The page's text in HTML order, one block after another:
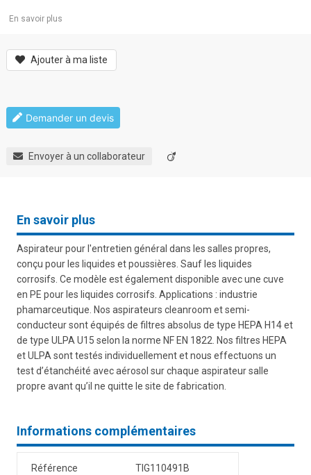
En savoir plus
Ajouter à ma liste
Demander un devis
Envoyer à un collaborateur
En savoir plus
Aspirateur pour l'entretien général dans les salles propres,
conçu pour les liquides et poussières. Sauf les liquides
corrosifs. Ce modèle est également disponible avec une cuve
en PE pour les liquides corrosifs. Applications : industrie
phamarceutique. Nos aspirateurs cleanroom et semi-
conducteur sont équipés de filtres absolus de type HEPA H14 et
de type ULPA U15 selon la norme NF EN 1822. Nos filtres HEPA
et ULPA sont testés individuellement et nous effectuons un
test d’étanchéité avec aérosol sur chaque aspirateur salle
propre avant qu’il ne quitte le site de fabrication.
Informations complémentaires
Référence TIG110491B